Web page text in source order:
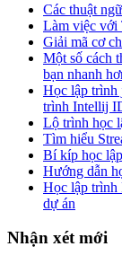
Các thuật
Làm việc với
Giải mã cơ
Một số cách
bạn nhanh
Học lập trình
trình Intellij
Lộ trình học
Tìm hiểu
Bí kíp học
Hướng dẫn
Học lập trình
dự án
Nhận xét mới